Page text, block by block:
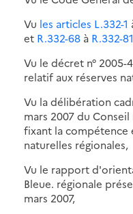
Vu les articles L.332-1
et R.332-68 à R.332-
Vu le décret n° 2005-
relatif aux réserves
Vu la délibération
mars 2007 du
fixant la compétence
naturelles régionales,
Vu le rapport
Bleue. régionale
mars 2007,